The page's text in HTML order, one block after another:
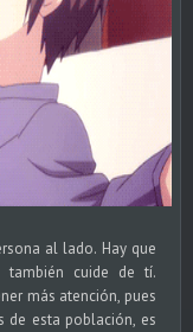
al lado. Hay que
también cuide de tí.
más atención, pues
de esta población, es